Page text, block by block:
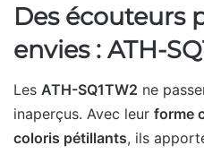
Des écouteurs
envies : ATH-
Les ATH-SQ1TW2 ne
inaperçus. Avec leur forme
coloris pétillants, ils